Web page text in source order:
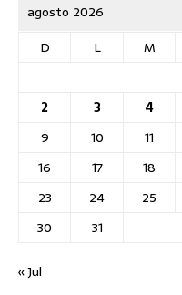
agosto 2026
D
L M
2
3 4
9
10 11
16
17 18
23
24 25
30
31
« Jul